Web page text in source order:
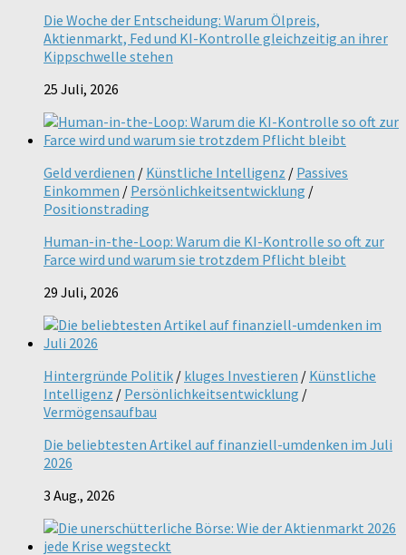
Die Woche der Entscheidung: Warum Ölpreis,
Aktienmarkt, Fed und KI-Kontrolle gleichzeitig an ihrer
Kippschwelle stehen
25 Juli, 2026
Geld verdienen / Künstliche Intelligenz / Passives
Einkommen / Persönlichkeitsentwicklung /
Positionstrading
Human-in-the-Loop: Warum die KI-Kontrolle so oft zur
Farce wird und warum sie trotzdem Pflicht bleibt
29 Juli, 2026
Hintergründe Politik / kluges Investieren / Künstliche
Intelligenz / Persönlichkeitsentwicklung /
Vermögensaufbau
Die beliebtesten Artikel auf finanziell-umdenken im Juli
2026
3 Aug., 2026